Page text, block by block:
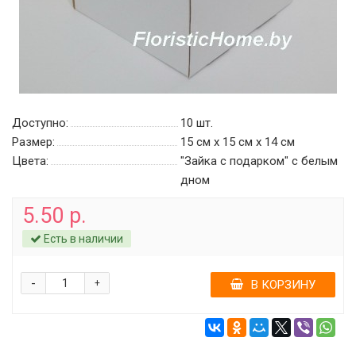
Доступно: 10 шт.
Размер:
15 см х 15 см х 14 см
Цвета:
"Зайка с подарком" c белым
дном
5.50 р.
Есть в наличии
+
- В КОРЗИНУ